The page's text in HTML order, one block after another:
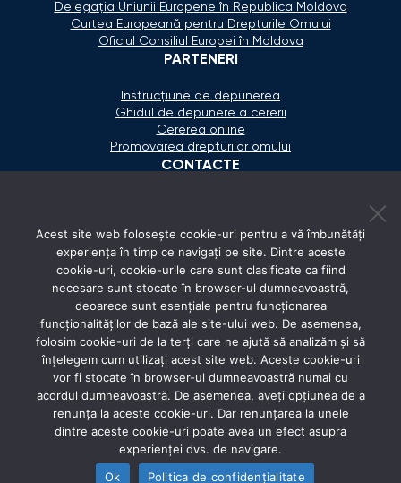
Delegaţia Uniunii Europene în Republica Moldova
Curtea Europeană pentru Drepturile Omului
Oficiul Consiliul Europei în Moldova
PARTENERI
Instrucțiune de depunerea
Ghidul de depunere a cererii
Cererea online
Promovarea drepturilor omului
CONTACTE
secretariat@ombudsman.md
Strada Calea Ieşilor 11/3, Chişinău
Luni - Vineri: 08:00 - 17:00
REȚELE SOCIALE
© 2026 Avocatul Poporului Ombudsman. All rights
Acest site web folosește cookie-uri pentru a vă îmbunătăți
experiența în timp ce navigați pe site. Dintre aceste
cookie-uri, cookie-urile care sunt clasificate ca fiind
necesare sunt stocate în browser-ul dumneavoastră,
deoarece sunt esențiale pentru funcționarea
funcționalităților de bază ale site-ului web. De asemenea,
folosim cookie-uri de la terți care ne ajută să analizăm și să
înțelegem cum utilizați acest site web. Aceste cookie-uri
vor fi stocate în browser-ul dumneavoastră numai cu
acordul dumneavoastră. De asemenea, aveți opțiunea de a
renunța la aceste cookie-uri. Dar renunțarea la unele
dintre aceste cookie-uri poate avea un efect asupra
experienței dvs. de navigare.
Ok
Politica de confidențialitate